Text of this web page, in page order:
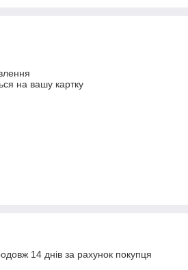
на вашу картку
14 днів за рахунок покупця